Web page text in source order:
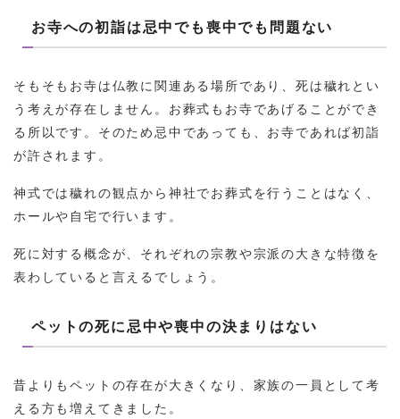
お寺への初詣は忌中でも喪中でも問題ない
そもそもお寺は仏教に関連ある場所であり、死は穢れとい
う考えが存在しません。お葬式もお寺であげることができ
る所以です。そのため忌中であっても、お寺であれば初詣
が許されます。
神式では穢れの観点から神社でお葬式を行うことはなく、
ホールや自宅で行います。
死に対する概念が、それぞれの宗教や宗派の大きな特徴を
表わしていると言えるでしょう。
ペットの死に忌中や喪中の決まりはない
昔よりもペットの存在が大きくなり、家族の一員として考
える方も増えてきました。